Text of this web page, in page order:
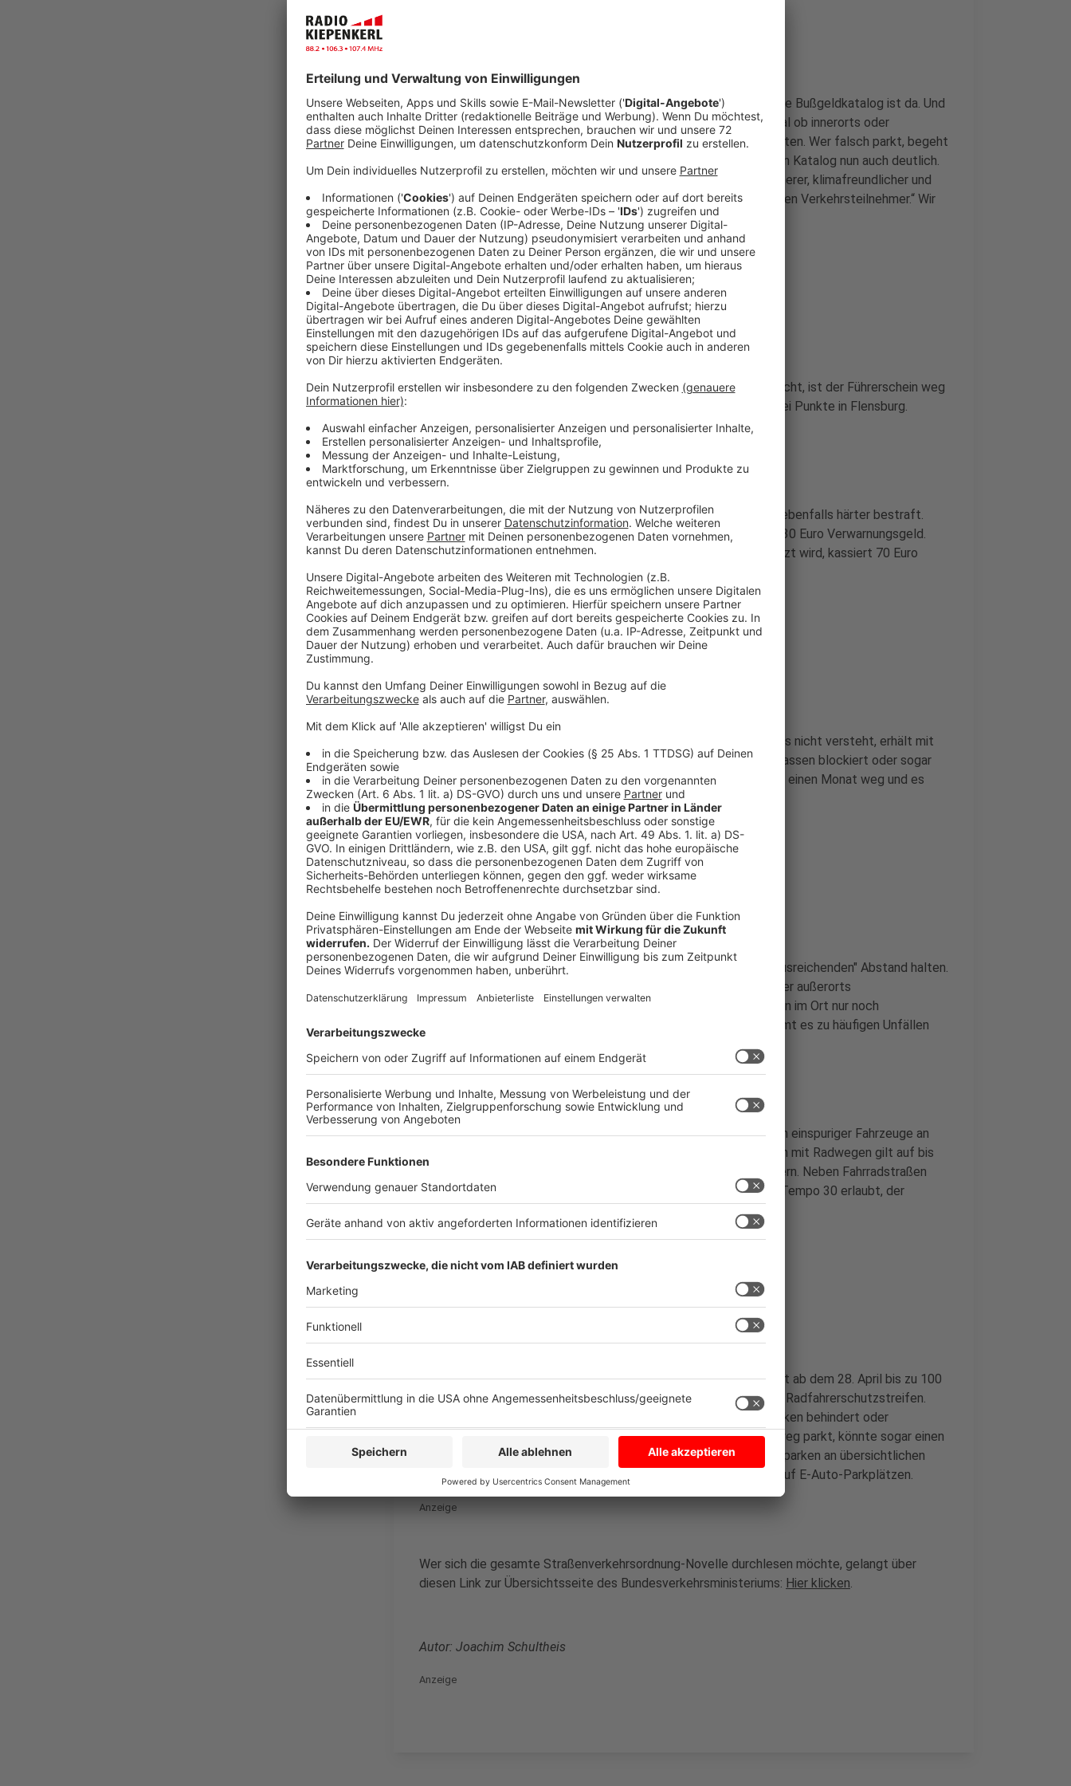
Die neue Straßenverkehrsordnungs-Novelle oder besser - der neue Bußgeldkatalog ist da. Und
der hat es in sich. Soviel ist klar: Wer zu schnell unterwegs ist, egal ob innerorts oder
außerorts, wird ab dem 28. April deutlich kräftiger zur Kasse gebeten. Wer falsch parkt, begeht
mit Sicherheit keinen Kavaliersdelikt mehr, das wird mit dem neuen Katalog nun auch deutlich.
Verkehrsminister Scheuer sagt: " Wir machen unsere Mobilität sicherer, klimafreundlicher und
gerechter. Die neuen Regeln stärken insbesondere die schwächeren Verkehrsteilnehmer.“ Wir
haben die wichtigsten Änderungen im Überblick.
Anzeige
Führerschein bei Raserei deutlich schneller weg
Anzeige
Wird man innerorts mit 21 Kilometern pro Stunde zu schnell erwischt, ist der Führerschein weg
und zwar für einen Monat. Dazu kommen 80 Euro Bußgeld und zwei Punkte in Flensburg.
Außerorts dasselbe ab 26 km/h.
Anzeige
Leichtere Verstöße gegen die Tempogesetze werden ab sofort ebenfalls härter bestraft.
Allein "nur" bis zu 10 km/h innerorts zu schnell zu sein kostet nun 30 Euro Verwarnungsgeld.
Wer in einer Tempo-30-Zone mit 46 Kilometern pro Stunde geblitzt wird, kassiert 70 Euro
Bußgeld.
Anzeige
Anzeige
Wer Sinn und Zweck einer Rettungsgasse auf Autobahnen in Staus nicht versteht, erhält mit
der neuen StVO nun einen deutlichen Denkzettel. Wer Rettungsgassen blockiert oder sogar
selbst befährt, zahlt in Zukunft 200 bis 320 Euro. Der "Lappen" ist einen Monat weg und es
gibt zwei Punkte in Flensburg.
Anzeige
Radfahrer werden besser geschützt
Anzeige
Bisher mussten Autofahrer beim Überholen von Radfahrern nur "ausreichenden" Abstand halten.
Künftig sind konkret mindestens 1,50 Meter im Ort und zwei Meter außerorts
vorgeschrieben. Lkw über 3,5 Tonnen dürfen beim Rechtsabbiegen im Ort nur noch
Schritttempo fahren, also höchstens elf km/h. Hier kam und kommt es zu häufigen Unfällen
Anzeige
Ein neues Verkehrsschild kann allen Pkws und Lkws das Überholen einspuriger Fahrzeuge an
gefährlichen Stellen verbieten. Vor Kreuzungen und Einmündungen mit Radwegen gilt auf bis
zu acht Metern ein Parkverbot - einfach um die Sicht zu verbessern. Neben Fahrradstraßen
kann es nun auch ganze Fahrradzonen geben. Dort ist höchstens Tempo 30 erlaubt, der
Radverkehr darf weder gefährdet noch behindert werden.
Anzeige
Das Parken auf Geh- und Radwegen oder in zweiten Reihen kostet ab dem 28. April bis zu 100
Euro und nicht mehr "nur" 15 Euro. Selbiges gilt für das Halten auf Radfahrerschutzstreifen.
Bisher durften Autos dort drei Minuten halten. Wer durch sein Parken behindert oder
gefährdert oder länger als eine Stunde auf einem Geh- oder Radweg parkt, könnte sogar einen
Punkt in Flensburg kassieren. 35 Euro gibt es ab sofort für Falschparken an übersichtlichen
Stellen, 55 Euro für Parken auf Schwerbehinderten-Plätzen und auf E-Auto-Parkplätzen.
Anzeige
Wer sich die gesamte Straßenverkehrsordnung-Novelle durchlesen möchte, gelangt über
diesen Link zur Übersichtsseite des Bundesverkehrsministeriums: Hier klicken.
Autor: Joachim Schultheis
Anzeige